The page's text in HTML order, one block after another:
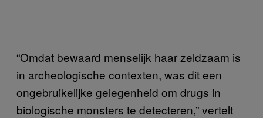
“Omdat bewaard menselijk haar zeldzaam is
in archeologische contexten, was dit een
ongebruikelijke gelegenheid om drugs in
biologische monsters te detecteren,” vertelt